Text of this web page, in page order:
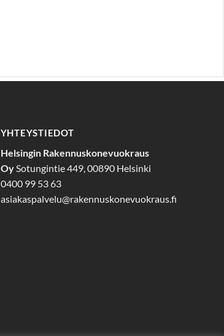
YHTEYSTIEDOT
Helsingin Rakennuskonevuokraus
OySotungintie 449, 00890 Helsinki
0400 99 53 63
asiakaspalvelu@rakennuskonevuokraus.fi